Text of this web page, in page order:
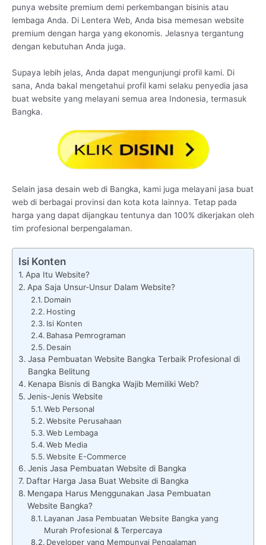
punya website premium demi perkembangan bisinis atau
lembaga Anda. Di Lentera Web, Anda bisa memesan website
premium dengan harga yang ekonomis. Jelasnya tergantung
dengan kebutuhan Anda juga.
Supaya lebih jelas, Anda dapat mengunjungi profil kami. Di
sana, Anda bakal mengetahui profil kami selaku penyedia jasa
buat website yang melayani semua area Indonesia, termasuk
Bangka.
Selain jasa desain web di Bangka, kami juga melayani jasa buat
web di berbagai provinsi dan kota kota lainnya. Tetap pada
harga yang dapat dijangkau tentunya dan 100% dikerjakan oleh
tim profesional berpengalaman.
Isi Konten
Apa Itu Website?
Apa Saja Unsur-Unsur Dalam Website?
Domain
Hosting
Isi Konten
Bahasa Pemrograman
Desain
Jasa Pembuatan Website Bangka Terbaik Profesional di
Bangka Belitung
Kenapa Bisnis di Bangka Wajib Memiliki Web?
Jenis-Jenis Website
Web Personal
Website Perusahaan
Web Lembaga
Web Media
Website E-Commerce
Jenis Jasa Pembuatan Website di Bangka
Daftar Harga Jasa Buat Website di Bangka
Mengapa Harus Menggunakan Jasa Pembuatan
Website Bangka?
Layanan Jasa Pembuatan Website Bangka yang
Murah Profesional & Terpercaya
Developer yang Mempunyai Pengalaman